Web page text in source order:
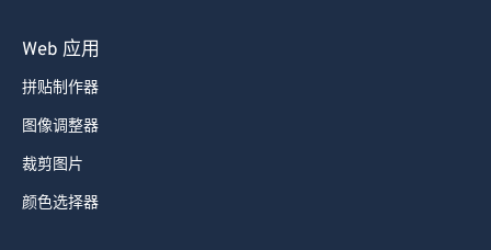
Web 应用
拼贴制作器
图像调整器
裁剪图片
颜色选择器